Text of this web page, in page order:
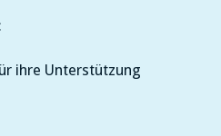
ihre Unterstützung